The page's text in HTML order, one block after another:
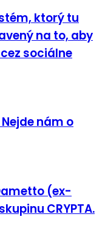
ktorý tu
na to, aby
sociálne
nám o
(ex-
CRYPTA.